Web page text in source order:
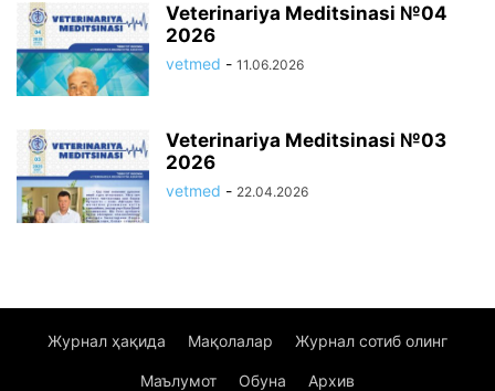
Veterinariya Meditsinasi №04
2026
vetmed - 11.06.2026
Veterinariya Meditsinasi №03
2026
vetmed - 22.04.2026
Журнал ҳақида Мақолалар Журнал сотиб олинг
Маълумот Обуна Архив